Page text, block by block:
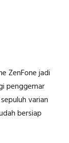
ZenFone jadi
penggemar
varian
bersiap